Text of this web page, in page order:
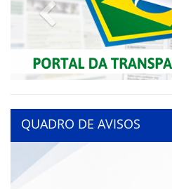
Previous
QUADRO DE AVISOS